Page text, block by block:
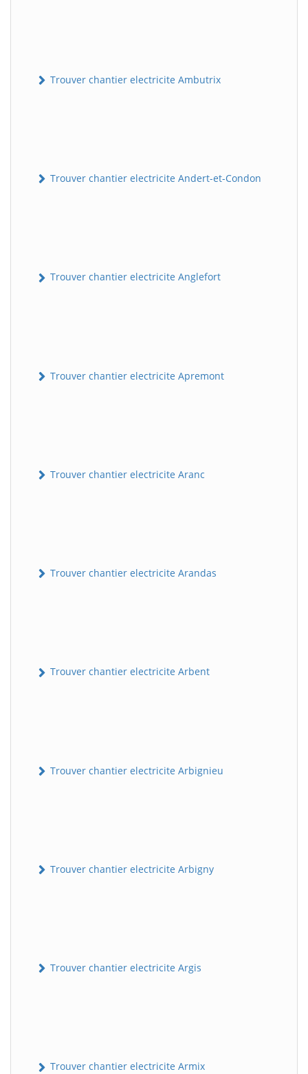
Trouver chantier electricite Ambutrix
Trouver chantier electricite Andert-et-Condon
Trouver chantier electricite Anglefort
Trouver chantier electricite Apremont
Trouver chantier electricite Aranc
Trouver chantier electricite Arandas
Trouver chantier electricite Arbent
Trouver chantier electricite Arbignieu
Trouver chantier electricite Arbigny
Trouver chantier electricite Argis
Trouver chantier electricite Armix